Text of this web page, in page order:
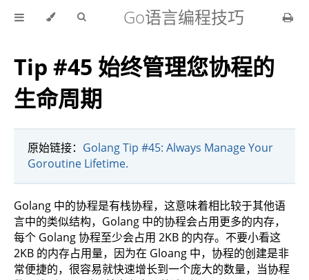
Go语言编程技巧
Tip #45 始终管理您协程的
生命周期
原始链接： Golang Tip #45: Always Manage Your
Goroutine Lifetime.
Golang 中的协程是有栈协程，这意味着相比较于其他语
言中的类似结构，Golang 中的协程会占用更多的内存，
每个 Golang 协程至少会占用 2KB 的内存。不要小看这
2KB 的内存占用量，因为在 Gloang 中，协程的创建是非
常便捷的，很容易就快速增长到一个庞大的数量，当协程